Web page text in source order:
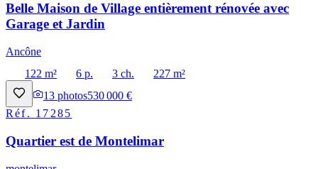
Belle Maison de Village entièrement rénovée avec
Garage et Jardin
Ancône
122 m²
6 p. 3 ch.
227 m²
13 photos530 000 €
Réf. 17285
Quartier est de Montelimar